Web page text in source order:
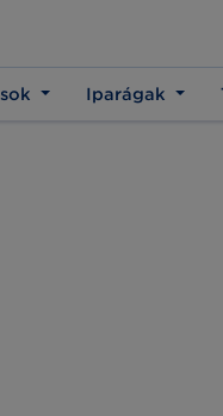
Iparágak